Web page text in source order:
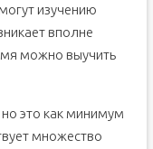
изучению
вполне
можно выучить
это как минимум
множество